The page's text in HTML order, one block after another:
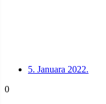
5. Januara 2022.
0